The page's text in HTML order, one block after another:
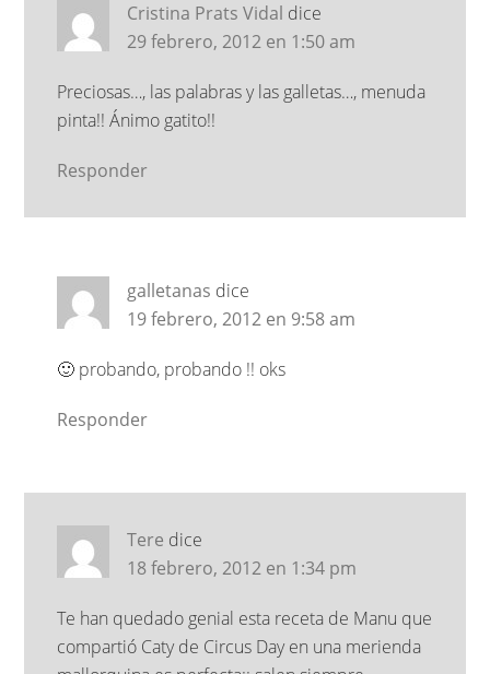
Cristina Prats Vidal dice
29 febrero, 2012 en 1:50 am
Preciosas…, las palabras y las galletas…, menuda
pinta!! Ánimo gatito!!
Responder
galletanas dice
19 febrero, 2012 en 9:58 am
🙂 probando, probando !! oks
Responder
Tere dice
18 febrero, 2012 en 1:34 pm
Te han quedado genial esta receta de Manu que
compartió Caty de Circus Day en una merienda